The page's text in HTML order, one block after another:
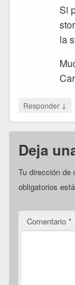
Si
la
Responder ↓
Deja
Tu dirección de
obligatorios
Comentario *